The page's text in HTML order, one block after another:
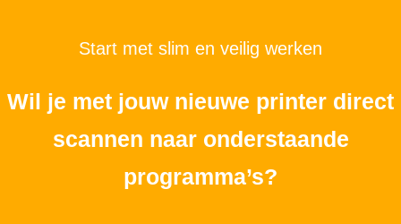
Start met slim en veilig werken
Wil je met jouw nieuwe printer direct
scannen naar onderstaande
programma’s?